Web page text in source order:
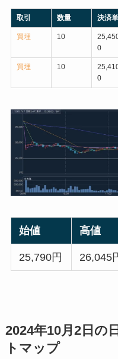
取引 数量 決済
買埋 10
0
買埋 10
0
始値 高値
25,790円 26,045
2024年10月2日の
トマップ